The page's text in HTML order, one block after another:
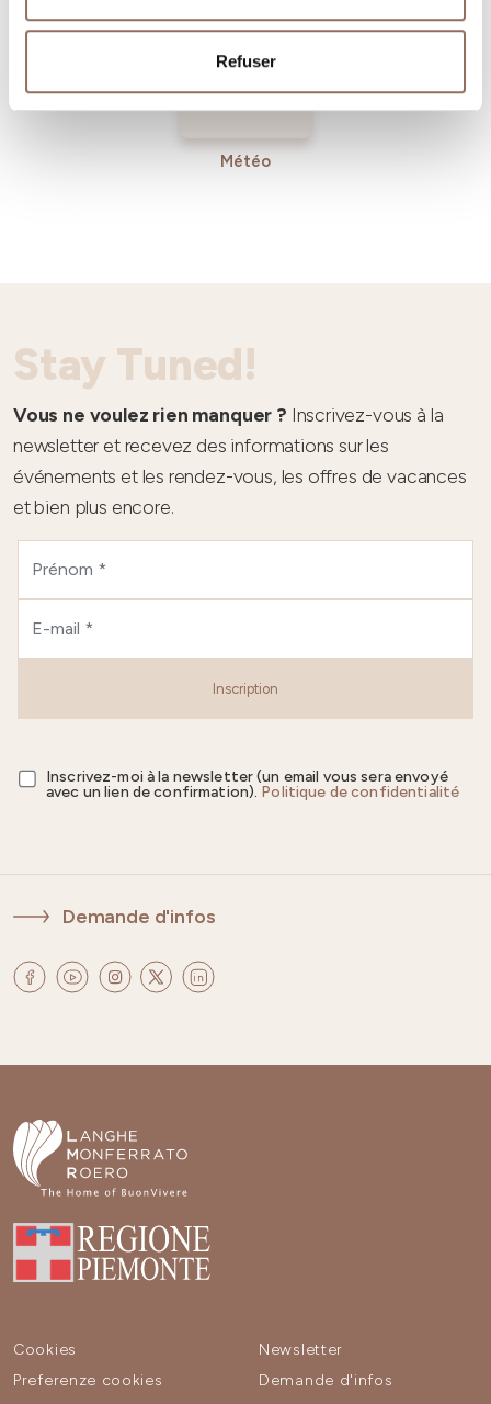
Refuser
Météo
Stay Tuned!
Vous ne voulez rien manquer ? Inscrivez-vous à la
newsletter et recevez des informations sur les
événements et les rendez-vous, les offres de vacances
et bien plus encore.
Inscription
Inscrivez-moi à la newsletter (un email vous sera envoyé
avec un lien de confirmation). Politique de confidentialité
Demande d'infos
Cookies
Preferenze cookies
Newsletter
Demande d'infos